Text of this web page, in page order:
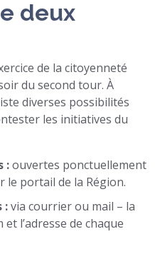
deux
de la citoyenneté
du second tour. À
diverses possibilités
les initiatives du
:ouvertes ponctuellement
le portail de la Région.
:via courrier ou mail – la
l’adresse de chaque